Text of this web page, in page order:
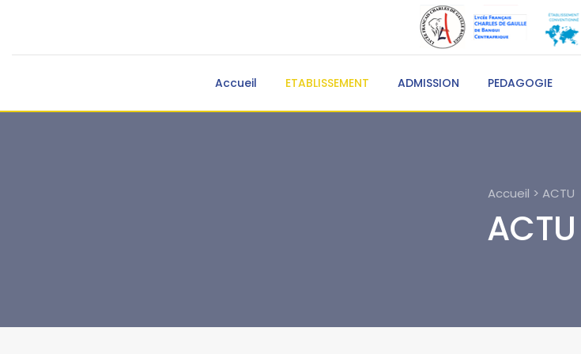
Accueil ETABLISSEMENT ADMISSION PEDAGOGIE
Accueil > ACTU
ACTU